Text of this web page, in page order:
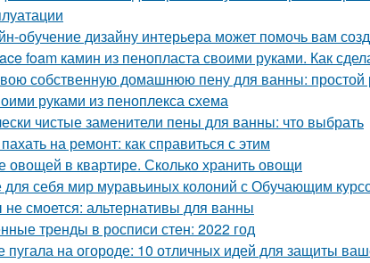
обучение дизайну интерьера может помочь вам
foam камин из пенопласта своими руками. Как
собственную домашнюю пену для ванны: простой
руками из пеноплекса схема
чистые заменители пены для ванны: что выбрать
на ремонт: как справиться с этим
овощей в квартире. Сколько хранить овощи
для себя мир муравьиных колоний с Обучающим
смоется: альтернативы для ванны
тренды в росписи стен: 2022 год
пугала на огороде: 10 отличных идей для защиты